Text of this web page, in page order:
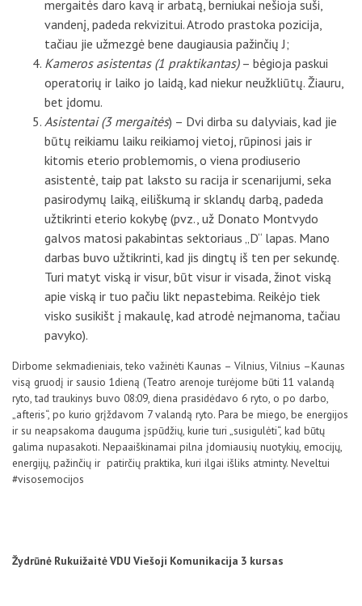
mergaitės daro kavą ir arbatą, berniukai nešioja suši,
vandenį, padeda rekvizitui. Atrodo prastoka pozicija,
tačiau jie užmezgė bene daugiausia pažinčių J;
Kameros asistentas (1 praktikantas)– bėgioja paskui
operatorių ir laiko jo laidą, kad niekur neužkliūtų. Žiauru,
bet įdomu.
Asistentai (3 mergaitės) – Dvi dirba su dalyviais, kad jie
būtų reikiamu laiku reikiamoj vietoj, rūpinosi jais ir
kitomis eterio problemomis, o viena prodiuserio
asistentė, taip pat laksto su racija ir scenarijumi, seka
pasirodymų laiką, eiliškumą ir sklandų darbą, padeda
užtikrinti eterio kokybę (pvz., už Donato Montvydo
galvos matosi pakabintas sektoriaus „D“ lapas. Mano
darbas buvo užtikrinti, kad jis dingtų iš ten per sekundę.
Turi matyt viską ir visur, būt visur ir visada, žinot viską
apie viską ir tuo pačiu likt nepastebima. Reikėjo tiek
visko susikišt į makaulę, kad atrodė neįmanoma, tačiau
pavyko).
Dirbome sekmadieniais, teko važinėti Kaunas – Vilnius, Vilnius –Kaunas
visą gruodį ir sausio 1dieną (Teatro arenoje turėjome būti 11 valandą
ryto, tad traukinys buvo 08:09, diena prasidėdavo 6 ryto, o po darbo,
„afteris“, po kurio grįždavom 7 valandą ryto. Para be miego, be energijos
ir su neapsakoma dauguma įspūdžių, kurie turi „susigulėti“, kad būtų
galima nupasakoti. Nepaaiškinamai pilna įdomiausių nuotykių, emocijų,
energijų, pažinčių ir patirčių praktika, kuri ilgai išliks atminty. Neveltui
#visosemocijos
Žydrūnė Rukuižaitė VDU Viešoji Komunikacija 3 kursas